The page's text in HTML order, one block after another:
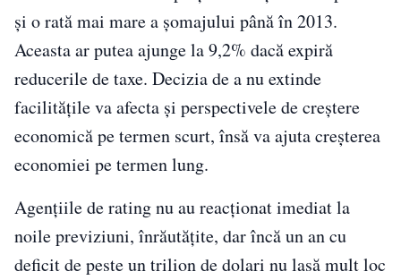
şi o rată mai mare a şomajului până în 2013.
Aceasta ar putea ajunge la 9,2% dacă expiră
reducerile de taxe. Decizia de a nu extinde
facilităţile va afecta şi perspectivele de creştere
economică pe termen scurt, însă va ajuta creşterea
economiei pe termen lung.
Agenţiile de rating nu au reacţionat imediat la
noile previziuni, înrăutăţite, dar încă un an cu
deficit de peste un trilion de dolari nu lasă mult loc